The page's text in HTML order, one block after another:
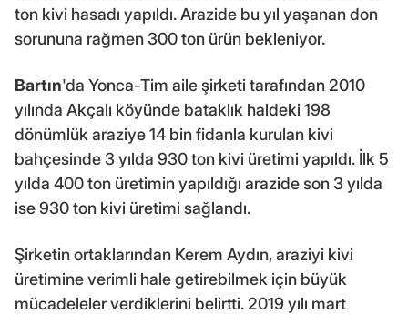
ton kivi hasadı yapıldı. Arazide bu yıl yaşanan don
sorununa rağmen 300 ton ürün bekleniyor.
Bartın'da Yonca-Tim aile şirketi tarafından 2010
yılında Akçalı köyünde bataklık haldeki 198
dönümlük araziye 14 bin fidanla kurulan kivi
bahçesinde 3 yılda 930 ton kivi üretimi yapıldı. İlk 5
yılda 400 ton üretimin yapıldığı arazide son 3 yılda
ise 930 ton kivi üretimi sağlandı.
Şirketin ortaklarından Kerem Aydın, araziyi kivi
üretimine verimli hale getirebilmek için büyük
mücadeleler verdiklerini belirtti. 2019 yılı mart